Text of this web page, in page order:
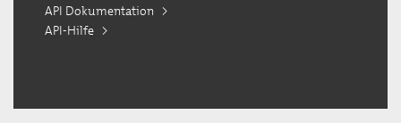
API Dokumentation
API-Hilfe